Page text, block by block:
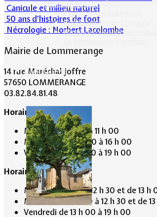
Lotissement Hambois
Projet de lotissements
Sodevam Nord-Lorraine
Hambois, rappel historique
Cadre de vie
Canicule et milieu naturel
50 ans d’histoires de foot
Nécrologie : Norbert Lacolombe
Mairie de Lommerange
14 rue Maréchal Joffre
57650 LOMMERANGE
03.82.84.81.48
Horaire de la Mairie:
Mardi de 10 h 00 à 11 h 00
Mercredi de 14 h 00 à 16 h 00
Vendredi de 17 h 00 à 19 h 00
Horaire du Secrétariat :
Mardi de 9 h 30 à 12 h 30 et de 13 h
Mercredi de 9 h 30 à 12 h 30 et de
Vendredi de 13 h 00 à 19 h 00